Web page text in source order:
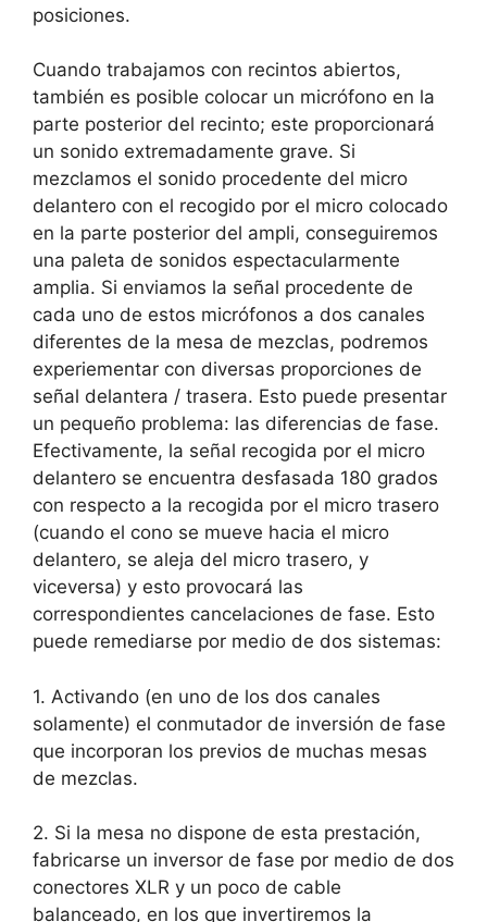
posiciones.
Cuando trabajamos con recintos abiertos,
también es posible colocar un micrófono en la
parte posterior del recinto; este proporcionará
un sonido extremadamente grave. Si
mezclamos el sonido procedente del micro
delantero con el recogido por el micro colocado
en la parte posterior del ampli, conseguiremos
una paleta de sonidos espectacularmente
amplia. Si enviamos la señal procedente de
cada uno de estos micrófonos a dos canales
diferentes de la mesa de mezclas, podremos
experiementar con diversas proporciones de
señal delantera / trasera. Esto puede presentar
un pequeño problema: las diferencias de fase.
Efectivamente, la señal recogida por el micro
delantero se encuentra desfasada 180 grados
con respecto a la recogida por el micro trasero
(cuando el cono se mueve hacia el micro
delantero, se aleja del micro trasero, y
viceversa) y esto provocará las
correspondientes cancelaciones de fase. Esto
puede remediarse por medio de dos sistemas:
1. Activando (en uno de los dos canales
solamente) el conmutador de inversión de fase
que incorporan los previos de muchas mesas
de mezclas.
2. Si la mesa no dispone de esta prestación,
fabricarse un inversor de fase por medio de dos
conectores XLR y un poco de cable
balanceado, en los que invertiremos la